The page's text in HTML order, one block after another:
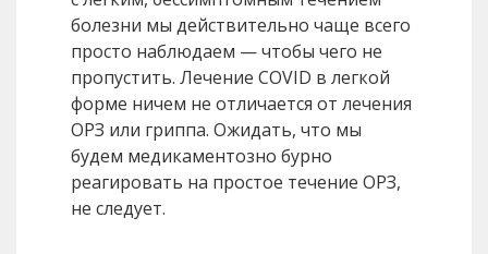
болезни мы действительно чаще всего
просто наблюдаем — чтобы чего не
пропустить. Лечение COVID в легкой
форме ничем не отличается от лечения
ОРЗ или гриппа. Ожидать, что мы
будем медикаментозно бурно
реагировать на простое течение ОРЗ,
не следует.